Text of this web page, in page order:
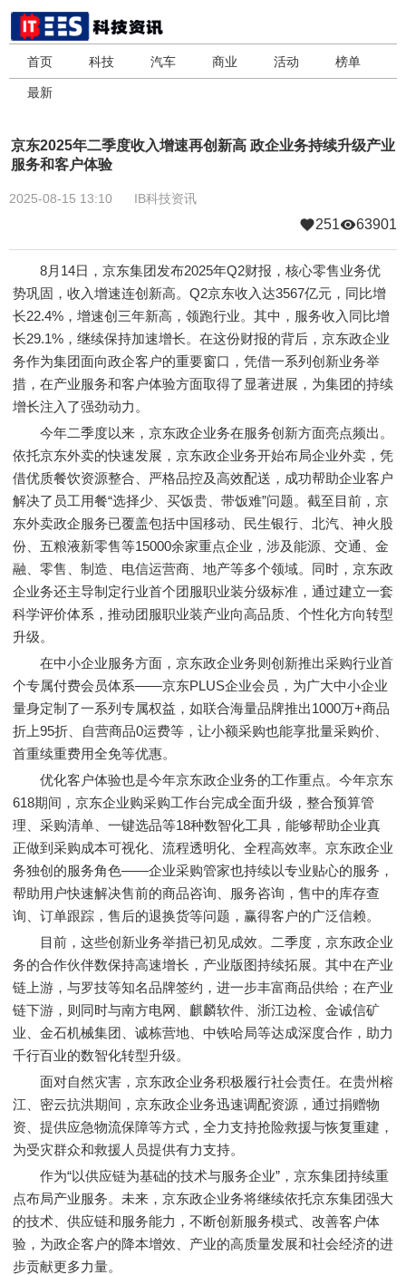
首页 科技 汽车 商业 活动 榜单
最新
京东2025年二季度收入增速再创新高 政企业务持续升级产业
服务和客户体验
2025-08-15 13:10 IB科技资讯
251 63901
8月14日，京东集团发布2025年Q2财报，核心零售业务优
势巩固，收入增速连创新高。Q2京东收入达3567亿元，同比增
长22.4%，增速创三年新高，领跑行业。其中，服务收入同比增
长29.1%，继续保持加速增长。在这份财报的背后，京东政企业
务作为集团面向政企客户的重要窗口，凭借一系列创新业务举
措，在产业服务和客户体验方面取得了显著进展，为集团的持续
增长注入了强劲动力。
今年二季度以来，京东政企业务在服务创新方面亮点频出。
依托京东外卖的快速发展，京东政企业务开始布局企业外卖，凭
借优质餐饮资源整合、严格品控及高效配送，成功帮助企业客户
解决了员工用餐“选择少、买饭贵、带饭难”问题。截至目前，京
东外卖政企服务已覆盖包括中国移动、民生银行、北汽、神火股
份、五粮液新零售等15000余家重点企业，涉及能源、交通、金
融、零售、制造、电信运营商、地产等多个领域。同时，京东政
企业务还主导制定行业首个团服职业装分级标准，通过建立一套
科学评价体系，推动团服职业装产业向高品质、个性化方向转型
升级。
在中小企业服务方面，京东政企业务则创新推出采购行业首
个专属付费会员体系——京东PLUS企业会员，为广大中小企业
量身定制了一系列专属权益，如联合海量品牌推出1000万+商品
折上95折、自营商品0运费等，让小额采购也能享批量采购价、
首重续重费用全免等优惠。
优化客户体验也是今年京东政企业务的工作重点。今年京东
618期间，京东企业购采购工作台完成全面升级，整合预算管
理、采购清单、一键选品等18种数智化工具，能够帮助企业真
正做到采购成本可视化、流程透明化、全程高效率。京东政企业
务独创的服务角色——企业采购管家也持续以专业贴心的服务，
帮助用户快速解决售前的商品咨询、服务咨询，售中的库存查
询、订单跟踪，售后的退换货等问题，赢得客户的广泛信赖。
目前，这些创新业务举措已初见成效。二季度，京东政企业
务的合作伙伴数保持高速增长，产业版图持续拓展。其中在产业
链上游，与罗技等知名品牌签约，进一步丰富商品供给；在产业
链下游，则同时与南方电网、麒麟软件、浙江边检、金诚信矿
业、金石机械集团、诚栋营地、中铁哈局等达成深度合作，助力
千行百业的数智化转型升级。
面对自然灾害，京东政企业务积极履行社会责任。在贵州榕
江、密云抗洪期间，京东政企业务迅速调配资源，通过捐赠物
资、提供应急物流保障等方式，全力支持抢险救援与恢复重建，
为受灾群众和救援人员提供有力支持。
作为“以供应链为基础的技术与服务企业”，京东集团持续重
点布局产业服务。未来，京东政企业务将继续依托京东集团强大
的技术、供应链和服务能力，不断创新服务模式、改善客户体
验，为政企客户的降本增效、产业的高质量发展和社会经济的进
步贡献更多力量。